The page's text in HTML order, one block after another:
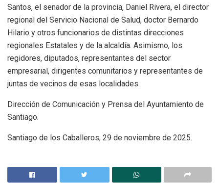
Santos, el senador de la provincia, Daniel Rivera, el director
regional del Servicio Nacional de Salud, doctor Bernardo
Hilario y otros funcionarios de distintas direcciones
regionales Estatales y de la alcaldía. Asimismo, los
regidores, diputados, representantes del sector
empresarial, dirigentes comunitarios y representantes de
juntas de vecinos de esas localidades.
Dirección de Comunicación y Prensa del Ayuntamiento de
Santiago.
Santiago de los Caballeros, 29 de noviembre de 2025.